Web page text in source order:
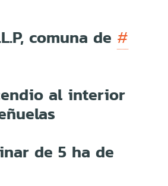
comuna de #
al interior
de 5 ha de